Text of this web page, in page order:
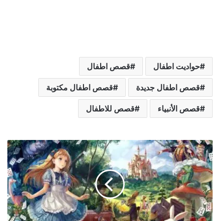
حواديت اطفال قصص اطفال
قصص اطفال جديدة قصص اطفال مكتوبة
قصص الأنبياء قصص للاطفال